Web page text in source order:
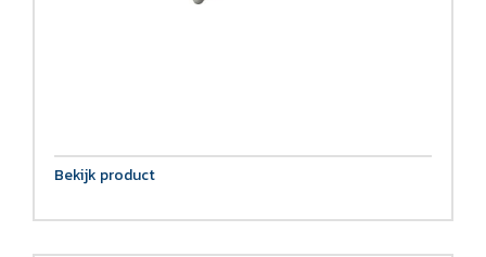
Bekijk product